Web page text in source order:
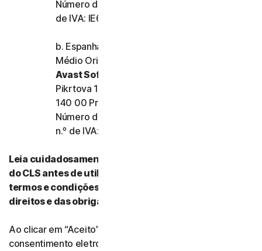
Número de registo da empresa: 159355 e n.º
de IVA: IE6557355A
b. Espanha, França, Itália e o resto da Europa,
Médio Oriente e África
Avast Software s.r.o.
Pikrtova 1737/1a, Nusle,
140 00 Praha 4, República Checa
Número de registo da empresa: 02176475 e
n.º de IVA: CZ02176475
Leia cuidadosamente todos os termos e condições
do CLS antes de utilizar os nossos Serviços. Esses
termos e condições contêm informações acerca dos
direitos e das obrigações do Utilizador.
Ao clicar em “Aceito” (“I Agree”) ou ao indicar
consentimento eletronicamente de qualquer outra